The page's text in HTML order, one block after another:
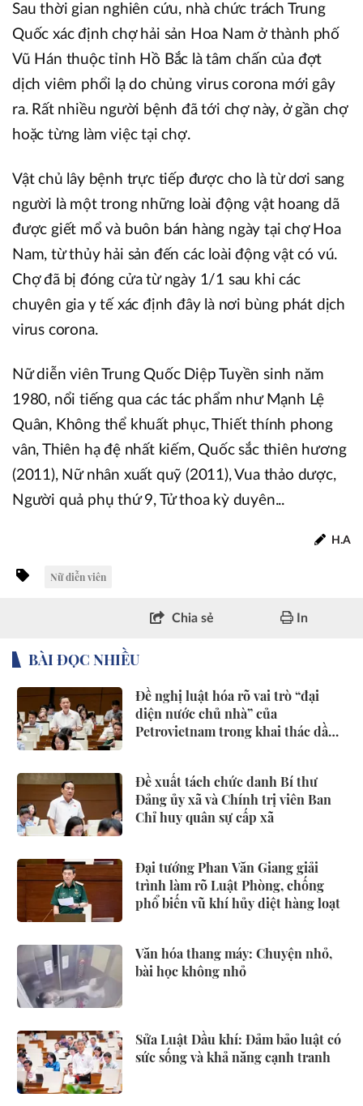
Sau thời gian nghiên cứu, nhà chức trách Trung
Quốc xác định chợ hải sản Hoa Nam ở thành phố
Vũ Hán thuộc tỉnh Hồ Bắc là tâm chấn của đợt
dịch viêm phổi lạ do chủng virus corona mới gây
ra. Rất nhiều người bệnh đã tới chợ này, ở gần chợ
hoặc từng làm việc tại chợ.
Vật chủ lây bệnh trực tiếp được cho là từ dơi sang
người là một trong những loài động vật hoang dã
được giết mổ và buôn bán hàng ngày tại chợ Hoa
Nam, từ thủy hải sản đến các loài động vật có vú.
Chợ đã bị đóng cửa từ ngày 1/1 sau khi các
chuyên gia y tế xác định đây là nơi bùng phát dịch
virus corona.
Nữ diễn viên Trung Quốc Diệp Tuyền sinh năm
1980, nổi tiếng qua các tác phẩm như Mạnh Lệ
Quân, Không thể khuất phục, Thiết thính phong
vân, Thiên hạ đệ nhất kiếm, Quốc sắc thiên hương
(2011), Nữ nhân xuất quỹ (2011), Vua thảo dược,
Người quả phụ thứ 9, Tử thoa kỳ duyên...
H.A
Nữ diễn viên
Chia sẻ In
BÀI ĐỌC NHIỀU
Đề nghị luật hóa rõ vai trò “đại
diện nước chủ nhà” của
Petrovietnam trong khai thác dầu
Đề xuất tách chức danh Bí thư
Đảng ủy xã và Chính trị viên Ban
Chỉ huy quân sự cấp xã
Đại tướng Phan Văn Giang giải
trình làm rõ Luật Phòng, chống
phổ biến vũ khí hủy diệt hàng loạt
Văn hóa thang máy: Chuyện nhỏ,
bài học không nhỏ
Sửa Luật Dầu khí: Đảm bảo luật có
sức sống và khả năng cạnh tranh